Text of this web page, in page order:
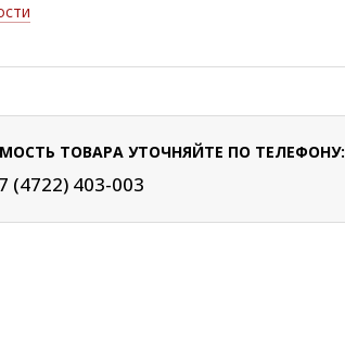
ТОВАРА УТОЧНЯЙТЕ ПО ТЕЛЕФОНУ:
(4722) 403-003